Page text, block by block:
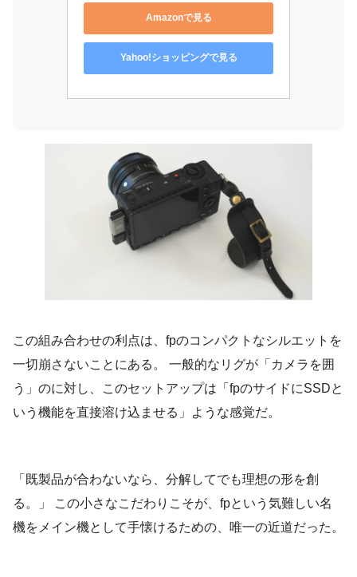
Amazonで見る
Yahoo!ショッピングで見る
この組み合わせの利点は、fpのコンパクトなシルエットを
一切崩さないことにある。 一般的なリグが「カメラを囲
う」のに対し、このセットアップは「fpのサイドにSSDと
いう機能を直接溶け込ませる」ような感覚だ。
「既製品が合わないなら、分解してでも理想の形を創
る。」 この小さなこだわりこそが、fpという気難しい名
機をメイン機として手懐けるための、唯一の近道だった。